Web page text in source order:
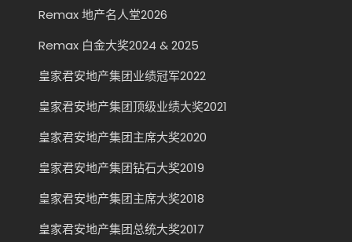
Remax 地产名人堂2026
Remax 白金大奖2024 & 2025
皇家君安地产集团业绩冠军2022
皇家君安地产集团顶级业绩大奖2021
皇家君安地产集团主席大奖2020
皇家君安地产集团钻石大奖2019
皇家君安地产集团主席大奖2018
皇家君安地产集团总统大奖2017